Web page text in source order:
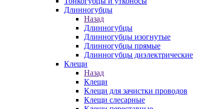
Длинногубцы
Назад
Длинногубцы
Длинногубцы изогнутые
Длинногубцы прямые
Длинногубцы диэлектрические
Клещи
Назад
Клещи
Клещи для зачистки проводов
Клещи слесарные